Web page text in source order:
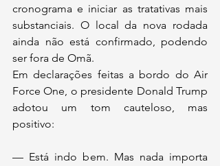
cronograma e iniciar as tratativas mais
substanciais. O local da nova rodada
ainda não está confirmado, podendo
ser fora de Omã.
Em declarações feitas a bordo do Air
Force One, o presidente Donald Trump
adotou um tom cauteloso, mas
positivo:
— Está indo bem. Mas nada importa